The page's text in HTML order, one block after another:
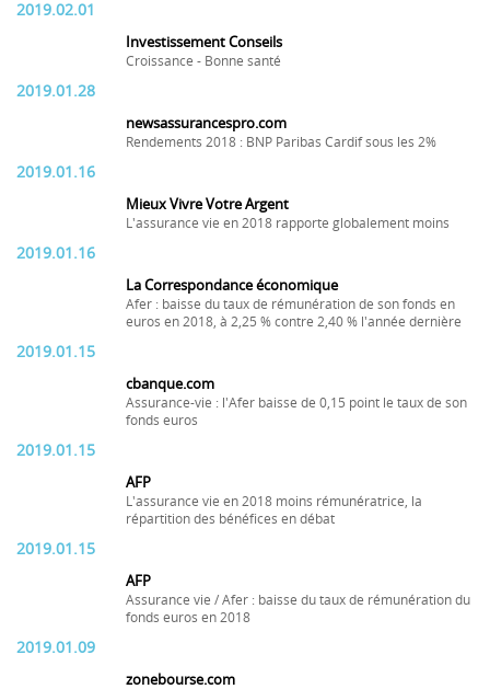
2019.02.01
Investissement Conseils
Croissance - Bonne santé
2019.01.28
newsassurancespro.com
Rendements 2018 : BNP Paribas Cardif sous les 2%
2019.01.16
Mieux Vivre Votre Argent
L'assurance vie en 2018 rapporte globalement moins
2019.01.16
La Correspondance économique
Afer : baisse du taux de rémunération de son fonds en
euros en 2018, à 2,25 % contre 2,40 % l'année dernière
2019.01.15
cbanque.com
Assurance-vie : l'Afer baisse de 0,15 point le taux de son
fonds euros
2019.01.15
AFP
L'assurance vie en 2018 moins rémunératrice, la
répartition des bénéfices en débat
2019.01.15
AFP
Assurance vie / Afer : baisse du taux de rémunération du
fonds euros en 2018
2019.01.09
zonebourse.com